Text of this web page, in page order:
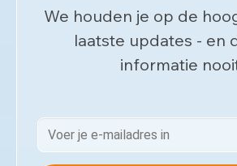
We houden je op de
laatste updates - en
informatie